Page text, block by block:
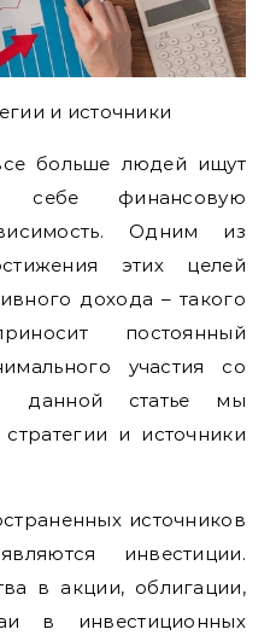
и источники
больше людей ищут
себе финансовую
Одним из
этих целей
дохода – такого
постоянный
участия со
данной статье мы
и источники
источников
инвестиции.
в акции, облигации,
в инвестиционных